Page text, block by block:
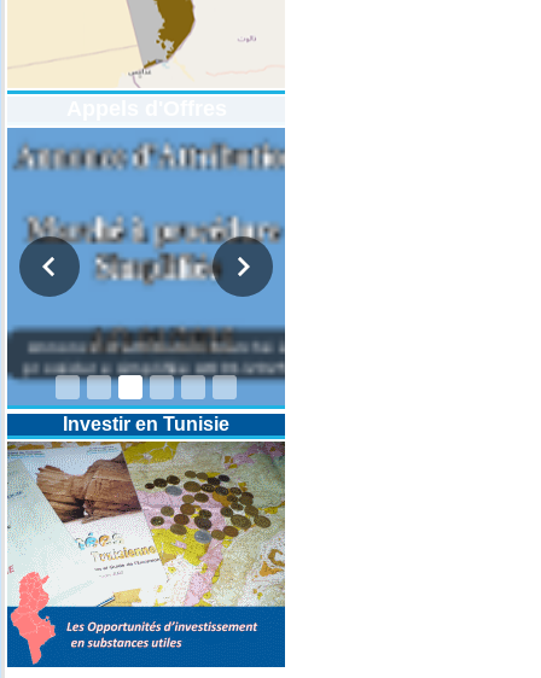
DESIGNATION D’UN REVISEUR
COMPTABLE POUR LES
EXERCICES 2025-2026-2027
Investir en Tunisie